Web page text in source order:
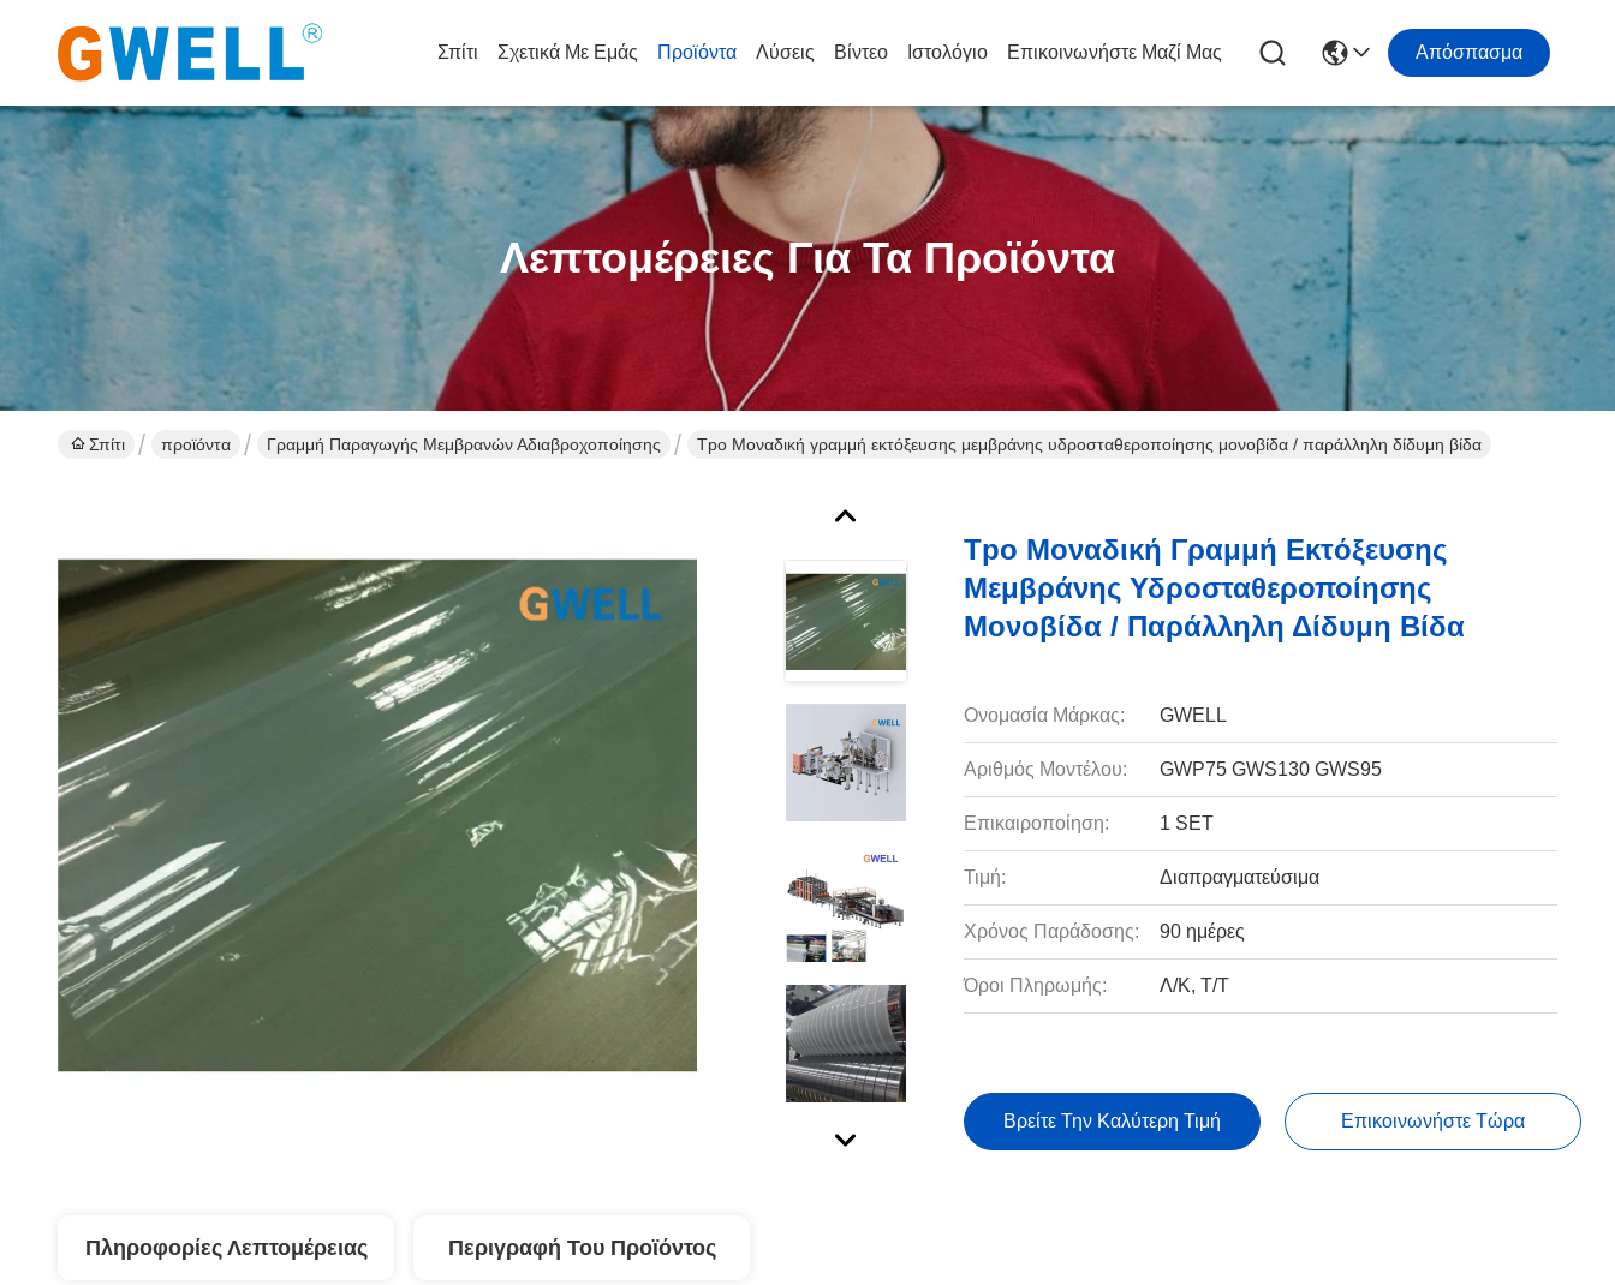
Σπίτι Σχετικά Με Εμάς Προϊόντα Λύσεις Βίντεο Ιστολόγιο Επικοινωνήστε Μαζί Μας Απόσπασμα
Λεπτομέρειες Για Τα Προϊόντα
Σπίτι προϊόντα Γραμμή Παραγωγής Μεμβρανών Αδιαβροχοποίησης Tpo Μοναδική γραμμή εκτόξευσης μεμβράνης υδροσταθεροποίησης μονοβίδα / παράλληλη δίδυμη βίδα
Tpo Μοναδική Γραμμή Εκτόξευσης
Μεμβράνης Υδροσταθεροποίησης
Μονοβίδα / Παράλληλη Δίδυμη Βίδα
Ονομασία Μάρκας: GWELL
Αριθμός Μοντέλου: GWP75 GWS130 GWS95
Επικαιροποίηση: 1 SET
Τιμή: Διαπραγματεύσιμα
Χρόνος Παράδοσης: 90 ημέρες
Όροι Πληρωμής: Λ/Κ, Τ/Τ
Βρείτε Την Καλύτερη Τιμή Επικοινωνήστε Τώρα
Πληροφορίες Λεπτομέρειας Περιγραφή Του Προϊόντος